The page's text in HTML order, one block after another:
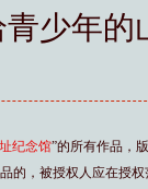
少年的
纪念馆”的所有作品，
的，被授权人应在授